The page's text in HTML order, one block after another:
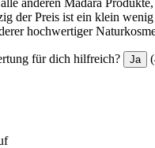
der Preis ist ein klein
hochwertiger
für dich hilfreich? Ja